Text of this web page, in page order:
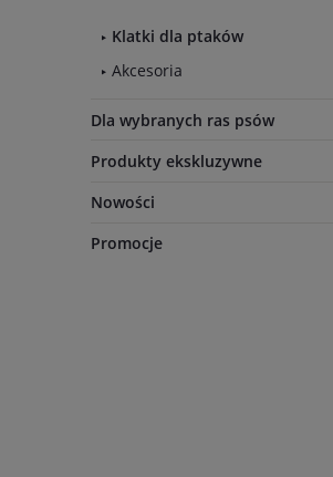
Klatki dla ptaków
Akcesoria
Dla wybranych ras psów
Produkty ekskluzywne
Nowości
Promocje